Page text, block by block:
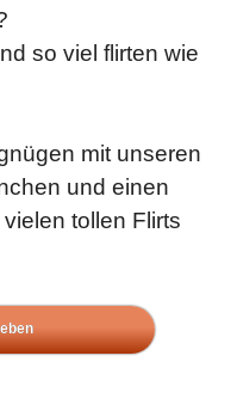
so viel flirten wie
mit unseren
und einen
tollen Flirts